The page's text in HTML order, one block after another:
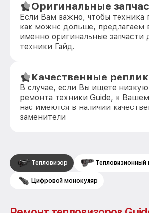
Оригинальные
Если Вам важно, чтобы техника
как можно дольше, предлагаем
именно оригинальные запчасти
техники Гайд.
Качественные
В случае, если Вы ищете
ремонта техники Guide, к
нас имеются в наличии
заменители
Тепловизор Тепловизионный
Цифровой монокуляр